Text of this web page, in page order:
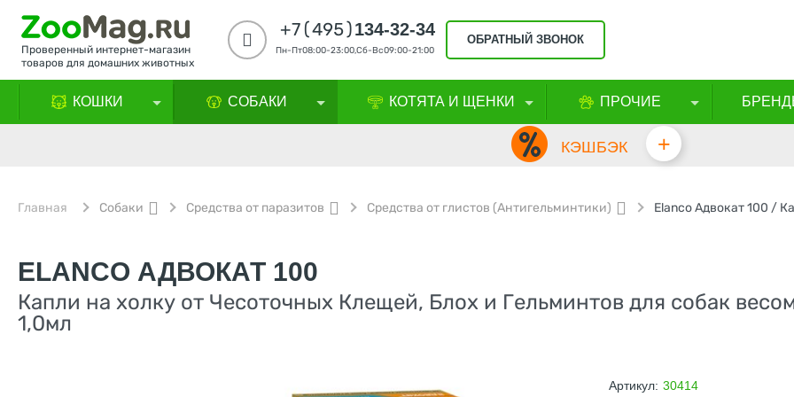
Проверенный интернет-магазин
товаров для домашних животных
+7(495)134-32-34
Пн-Пт08:00-23:00,Сб-Вс09:00-21:00
ОБРАТНЫЙ ЗВОНОК
КОШКИ СОБАКИ КОТЯТА И ЩЕНКИ ПРОЧИЕ
КЭШБЭК +
Главная Собаки Средства от паразитов Средства от глистов (Антигельминтики)
ELANCO АДВОКАТ 100
Капли на холку от Чесоточных Клещей, Блох и Гельминтов для собак
1,0мл
Артикул: 30414